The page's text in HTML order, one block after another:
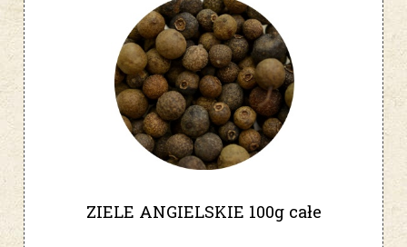
ZIELE ANGIELSKIE 100g całe